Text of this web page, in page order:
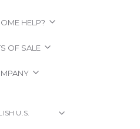
HELP?
OF SALE